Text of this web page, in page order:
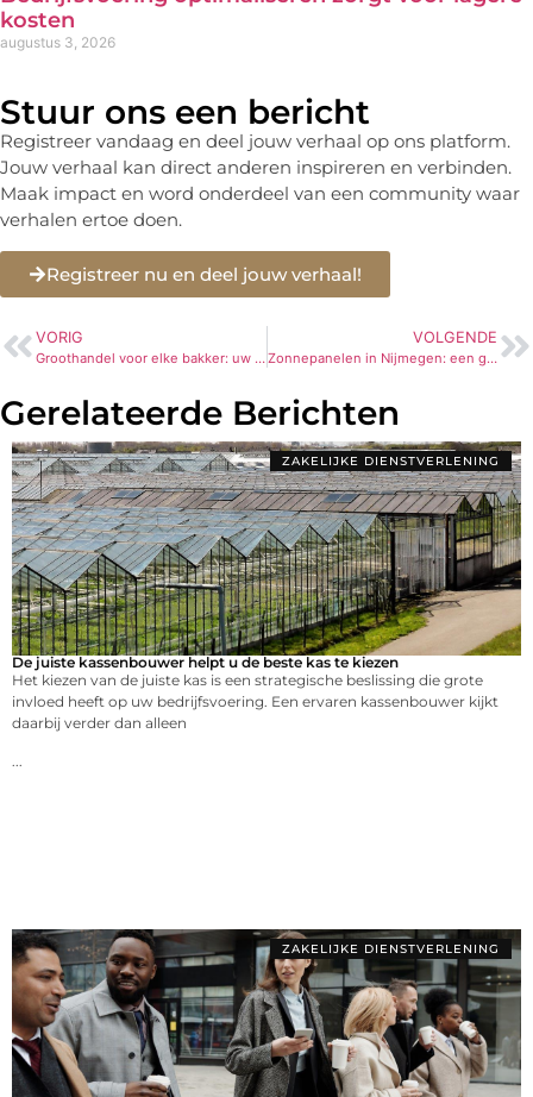
kosten
augustus 3, 2026
Stuur ons een bericht
Registreer vandaag en deel jouw verhaal op ons platform.
Jouw verhaal kan direct anderen inspireren en verbinden.
Maak impact en word onderdeel van een community waar
verhalen ertoe doen.
Registreer nu en deel jouw verhaal!
VORIG
Groothandel voor elke bakker: uw partner in excellence
VOLGENDE
Zonnepanelen in Nijmegen: een groene investering
Gerelateerde Berichten
ZAKELIJKE DIENSTVERLENING
De juiste kassenbouwer helpt u de beste kas te kiezen
Het kiezen van de juiste kas is een strategische beslissing die grote
invloed heeft op uw bedrijfsvoering. Een ervaren kassenbouwer kijkt
daarbij verder dan alleen
...
ZAKELIJKE DIENSTVERLENING